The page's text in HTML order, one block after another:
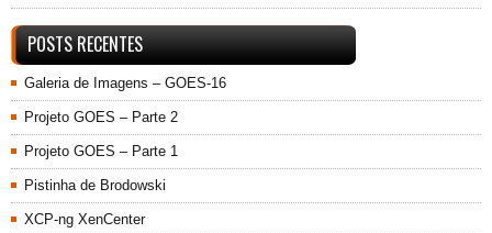
POSTS RECENTES
Galeria de Imagens – GOES-16
Projeto GOES – Parte 2
Projeto GOES – Parte 1
Pistinha de Brodowski
XCP-ng XenCenter